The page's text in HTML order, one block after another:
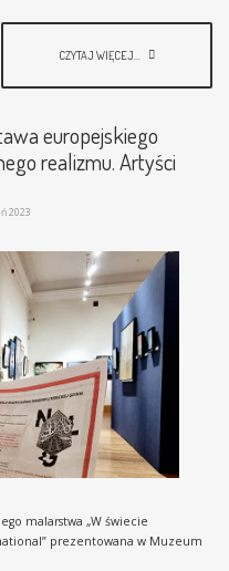
CZYTAJ WIĘCEJ...
europejskiego
realizmu. Artyści
2023
malarstwa „W świecie
prezentowana w Muzeum